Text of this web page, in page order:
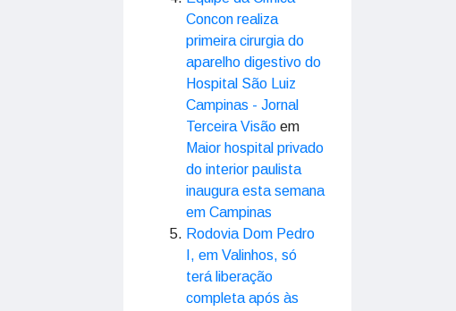
Concon realiza
primeira cirurgia do
aparelho digestivo do
Hospital São Luiz
Campinas - Jornal
Terceira Visão em
Maior hospital privado
do interior paulista
inaugura esta semana
em Campinas
Rodovia Dom Pedro
I, em Valinhos, só
terá liberação
completa após às